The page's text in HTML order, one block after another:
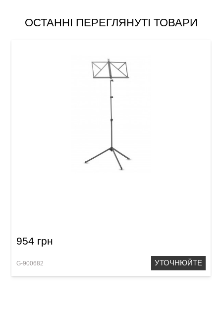
ОСТАННІ ПЕРЕГЛЯНУТІ ТОВАРИ
954 грн
G-900682 УТОЧНЮЙТЕ